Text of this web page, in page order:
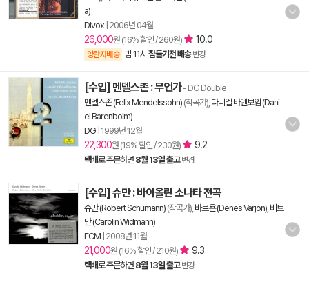
a)
Divox 2006년 04월
26,000원 (16% 할인 / 260원) 10.0
양탄자배송 밤 11시 잠들기전 배송 변경
[수입] 멘델스존 : 무언가- DG Double
멘델스존 (Felix Mendelssohn) (작곡가), 다니엘 바렌보임 (Dani
el Barenboim)
DG 1999년 12월
22,300원 (19% 할인 / 230원) 9.2
택배로 주문하면 8월 13일 출고 변경
[수입] 슈만 : 바이올린 소나타 전곡
슈만 (Robert Schumann) (작곡가), 바르욘 (Denes Varjon) 비트
만 (Carolin Widmann)
ECM 2008년 11월
21,000원 (16% 할인 / 210원) 9.3
택배로 주문하면 8월 13일 출고 변경